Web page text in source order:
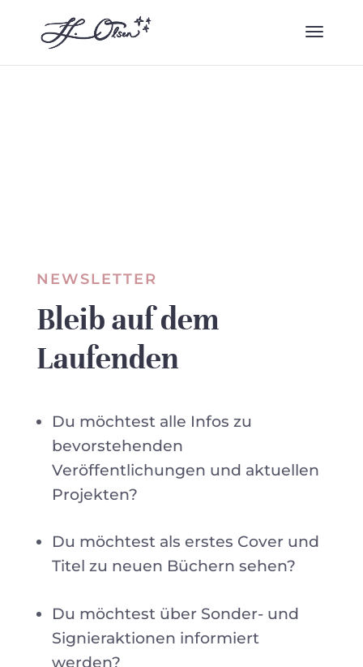
NEWSLETTER
Bleib auf dem
Laufenden
Du möchtest alle Infos zu
bevorstehenden
Veröffentlichungen und aktuellen
Projekten?
Du möchtest als erstes Cover und
Titel zu neuen Büchern sehen?
Du möchtest über Sonder- und
Signieraktionen informiert
werden?